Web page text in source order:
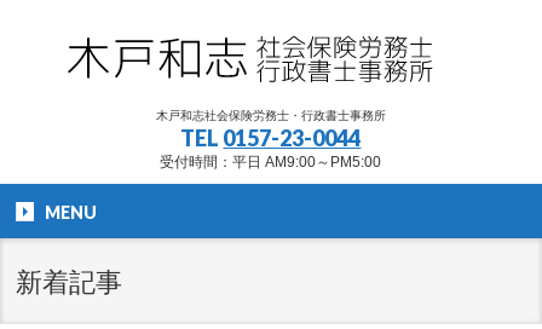
木戸和志社会保険労務士・行政書士事務所
TEL 0157-23-0044
受付時間：平日 AM9:00～PM5:00
MENU
新着記事